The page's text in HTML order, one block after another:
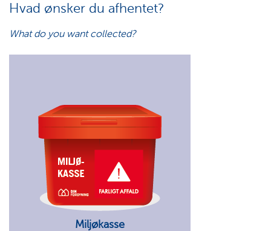
Hvad ønsker du afhentet?
What do you want collected?
Miljøkasse